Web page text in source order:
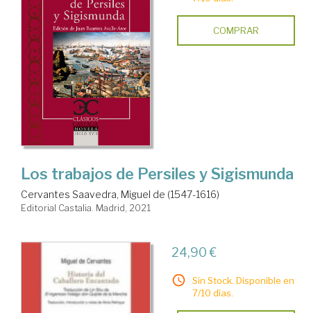
COMPRAR
Los trabajos de Persiles y Sigismunda
Cervantes Saavedra, Miguel de (1547-1616)
Editorial Castalia. Madrid, 2021
24,90 €
Sin Stock. Disponible en
7/10 días.